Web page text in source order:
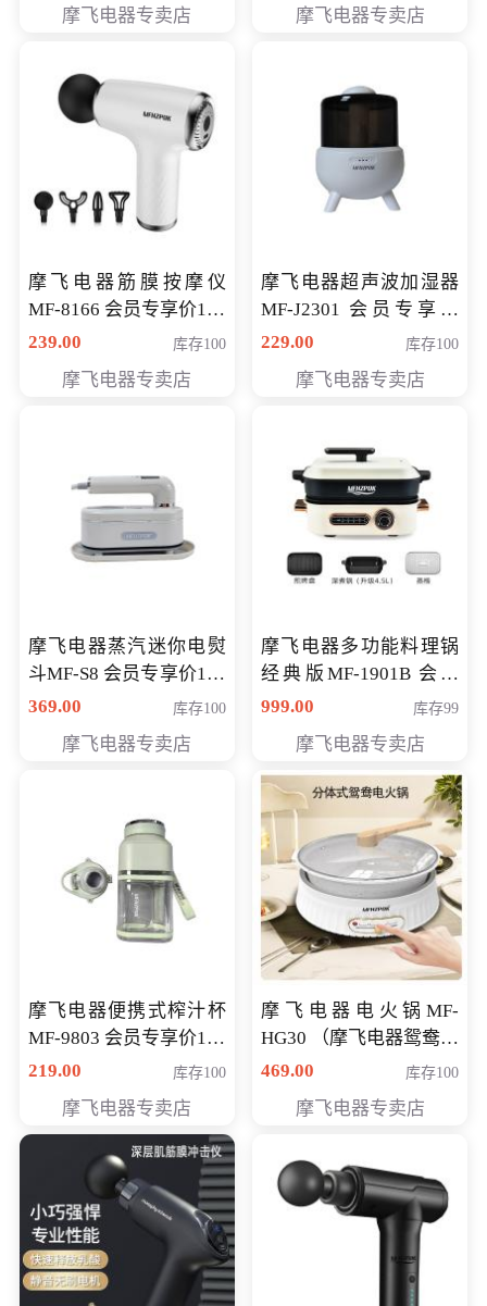
摩飞电器专卖店 摩飞电器专卖店
摩飞电器筋膜按摩仪
MF-8166 会员专享价168
元
239.00 库存100
摩飞电器专卖店
摩飞电器超声波加湿器
MF-J2301 会员专享价
168元
229.00 库存100
摩飞电器专卖店
摩飞电器蒸汽迷你电熨
斗MF-S8 会员专享价168
元
369.00 库存100
摩飞电器专卖店
摩飞电器多功能料理锅
经典版MF-1901B 会员
专享价399元
999.00 库存99
摩飞电器专卖店
摩飞电器便携式榨汁杯
MF-9803 会员专享价138
元
219.00 库存100
摩飞电器专卖店
摩飞电器电火锅MF-
HG30 （摩飞电器鸳鸯锅
MF-HG30 ） 会员专享价
469.00 库存100
摩飞电器专卖店